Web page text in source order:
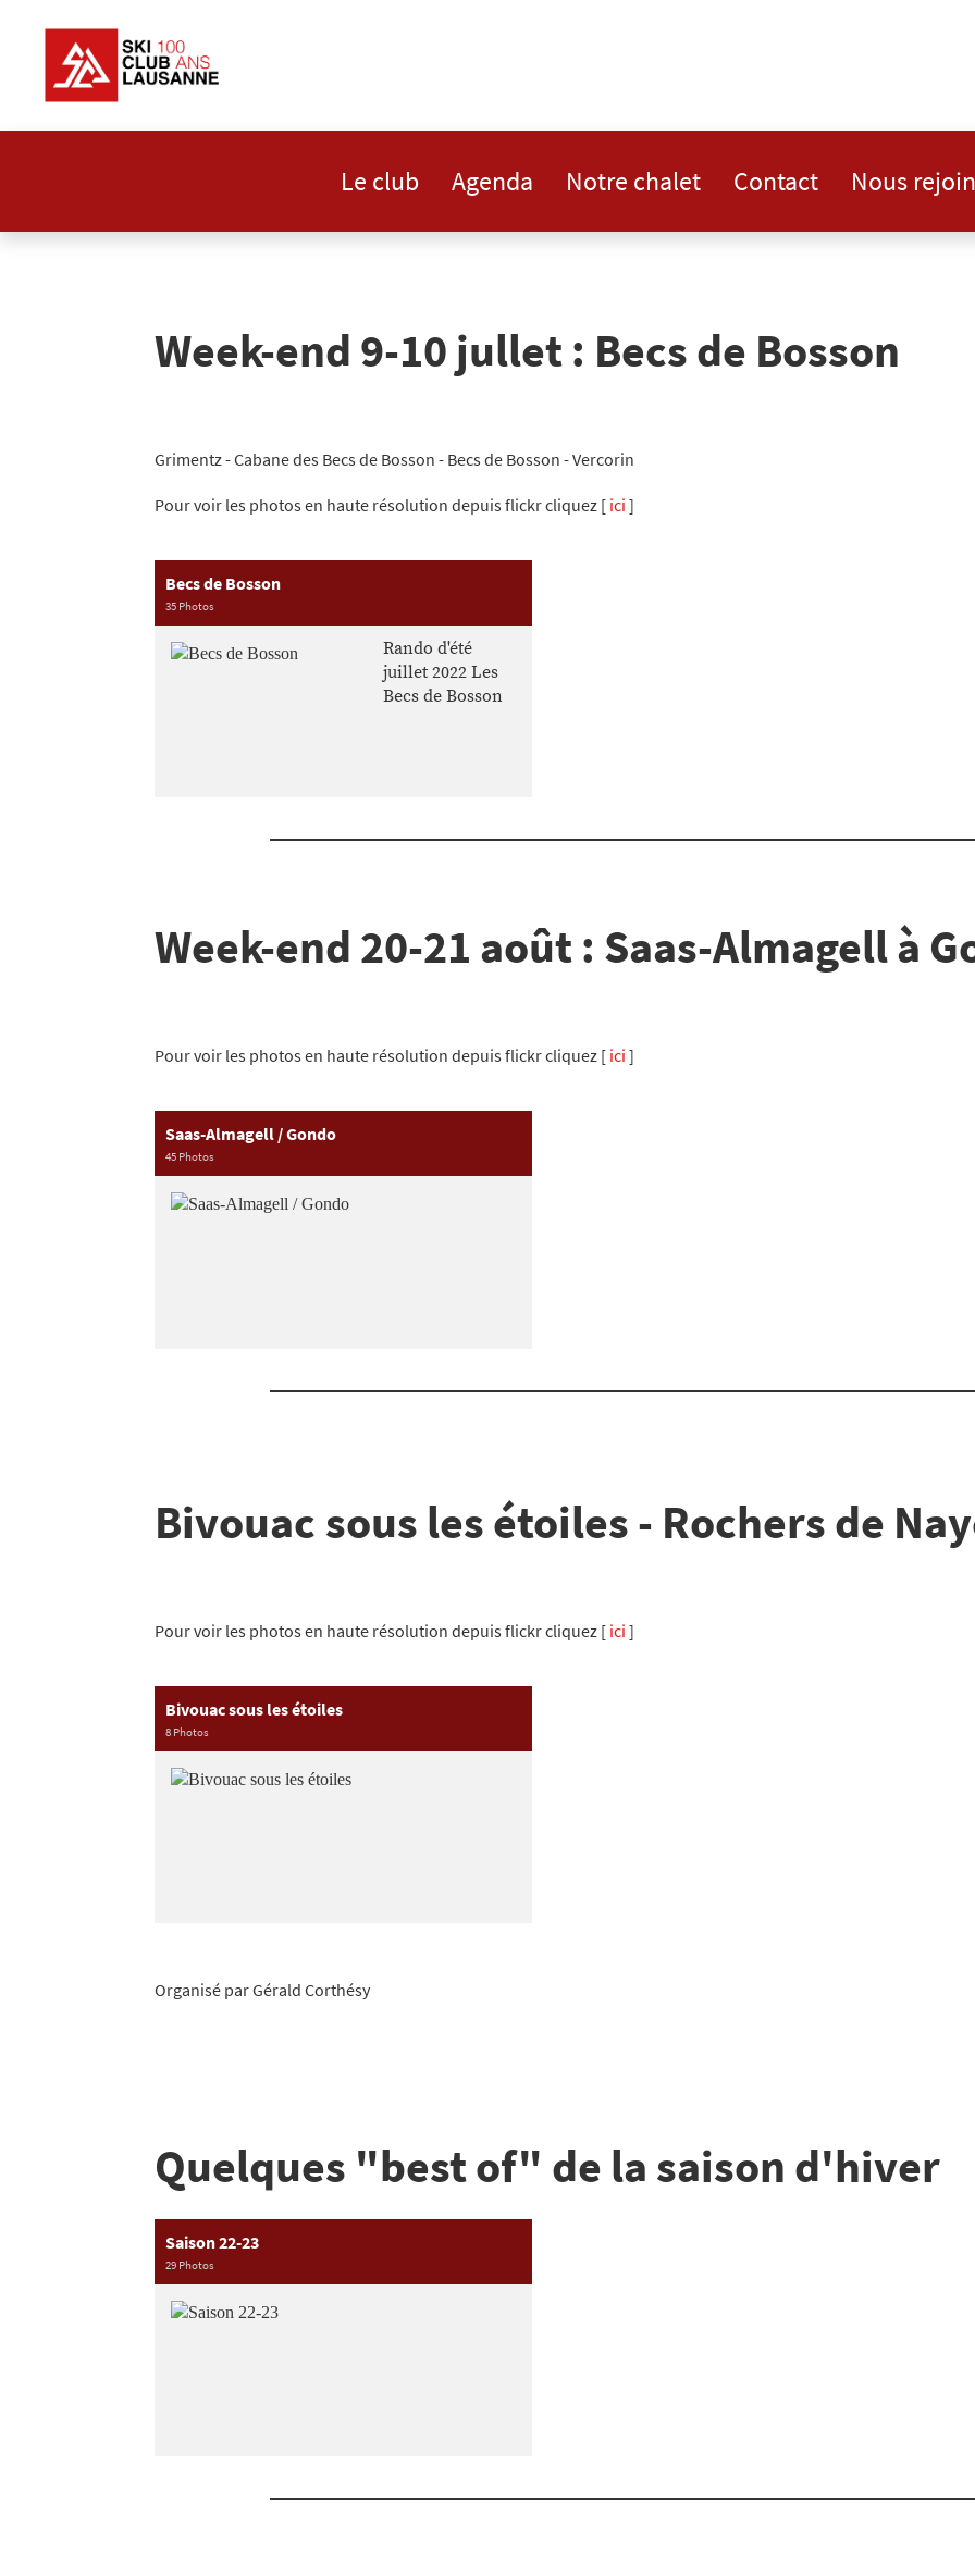
Le club Agenda Notre chalet Contact Nous
Week-end 9-10 jullet : Becs de Bosson
Grimentz - Cabane des Becs de Bosson - Becs de Bosson - Vercorin
Pour voir les photos en haute résolution depuis flickr cliquez [ ici ]
Becs de Bosson
35 Photos
Rando d'été
juillet 2022 Les
Becs de Bosson
Week-end 20-21 août : Saas-Almagell à
Pour voir les photos en haute résolution depuis flickr cliquez [ ici ]
Saas-Almagell / Gondo
45 Photos
Bivouac sous les étoiles - Rochers de
Pour voir les photos en haute résolution depuis flickr cliquez [ ici ]
Bivouac sous les étoiles
8 Photos
Organisé par Gérald Corthésy
Quelques "best of" de la saison d'hiver
Saison 22-23
29 Photos